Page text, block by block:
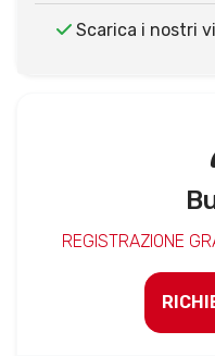
Scarica i nostri
REGISTRAZIONE